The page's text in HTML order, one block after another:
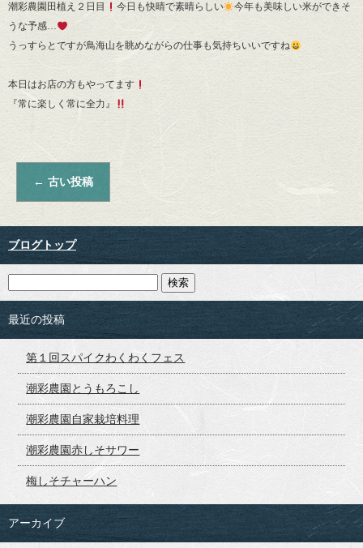
潮彩農園田植え２日目 今日も快晴で素晴らしい
今年も美味しい米ができそ
うな予感…
うっすらとですが鳥海山を眺めながらの仕事も気持ちいいですね
本日はお店の方もやってます
『常に楽しく常に全力』
← 古い投稿
ブログトップ
最近の投稿
第１回スパイクわくわくフェス
潮彩農園とうもろこし
潮彩農園自家栽培料理
潮彩農園赤しそサワー
梅しそチャーハン
アーカイブ